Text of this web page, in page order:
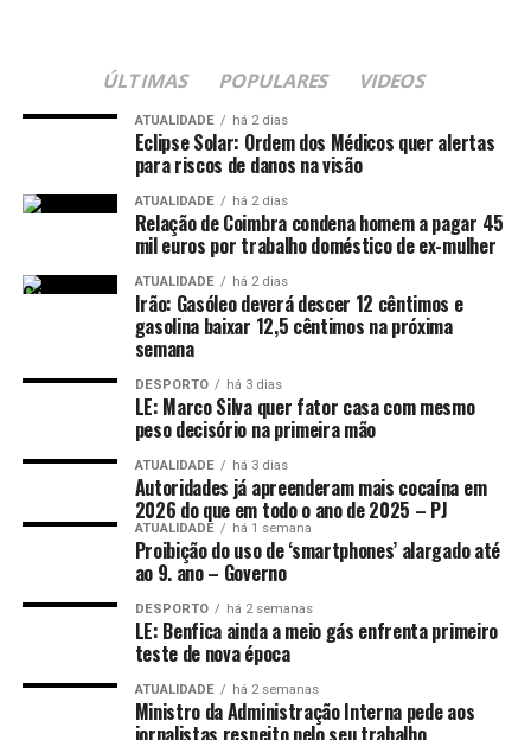
ÚLTIMAS POPULARES VIDEOS
ATUALIDADE há 2 dias
Eclipse Solar: Ordem dos Médicos quer alertas
para riscos de danos na visão
ATUALIDADE há 2 dias
Relação de Coimbra condena homem a pagar 45
mil euros por trabalho doméstico de ex-mulher
ATUALIDADE há 2 dias
Irão: Gasóleo deverá descer 12 cêntimos e
gasolina baixar 12,5 cêntimos na próxima
semana
DESPORTO há 3 dias
LE: Marco Silva quer fator casa com mesmo
peso decisório na primeira mão
ATUALIDADE há 3 dias
Autoridades já apreenderam mais cocaína em
2026 do que em todo o ano de 2025 – PJ
ATUALIDADE há 1 semana
Proibição do uso de ‘smartphones’ alargado até
ao 9. ano – Governo
DESPORTO há 2 semanas
LE: Benfica ainda a meio gás enfrenta primeiro
teste de nova época
ATUALIDADE há 2 semanas
Ministro da Administração Interna pede aos
jornalistas respeito pelo seu trabalho